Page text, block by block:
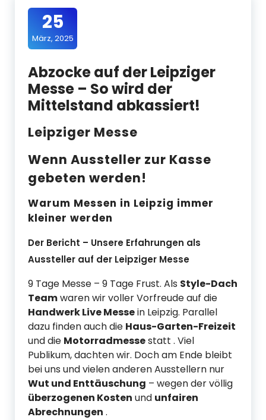
25
März, 2025
Abzocke auf der Leipziger
Messe – So wird der
Mittelstand abkassiert!
Leipziger Messe
Wenn Aussteller zur Kasse
gebeten werden!
Warum Messen in Leipzig immer
kleiner werden
Der Bericht – Unsere Erfahrungen als
Aussteller auf der Leipziger Messe
9 Tage Messe – 9 Tage Frust. Als Style-Dach
Teamwaren wir voller Vorfreude auf die
Handwerk Live Messein Leipzig. Parallel
dazu finden auch die Haus-Garten-Freizeit
und die Motorradmessestatt . Viel
Publikum, dachten wir. Doch am Ende bleibt
bei uns und vielen anderen Ausstellern nur
Wut und Enttäuschung – wegen der völlig
überzogenen Kosten und unfairen
Abrechnungen .